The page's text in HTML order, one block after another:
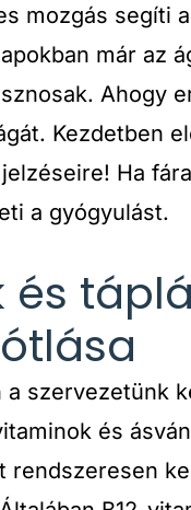
mozgás segíti
már az
Ahogy
Kezdetben
Ha
a gyógyulást.
és
szervezetünk
és
rendszeresen